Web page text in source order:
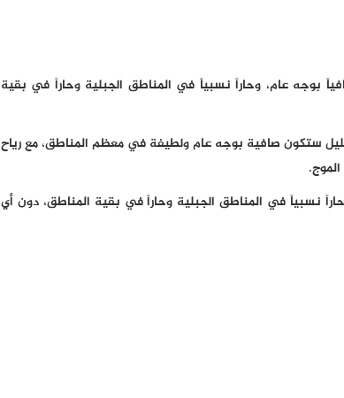
بوجه عام، وحاراً نسبياً في المناطق الجبلية وحاراً في بقية
ستكون صافية بوجه عام ولطيفة في معظم المناطق، مع رياح
نسبياً في المناطق الجبلية وحاراً في بقية المناطق، دون أي